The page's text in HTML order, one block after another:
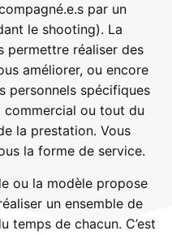
par un
le shooting). La
permettre réaliser des
améliorer, ou encore
personnels spécifiques
commercial ou tout du
la prestation. Vous
la forme de service.
ou la modèle propose
un ensemble de
temps de chacun. C’est